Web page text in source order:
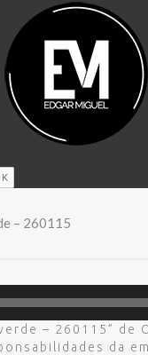
– 260115
– 260115” de
da